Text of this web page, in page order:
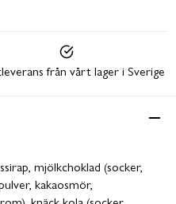
från vårt lager i Sverige
mjölkchoklad (socker,
kakaosmör,